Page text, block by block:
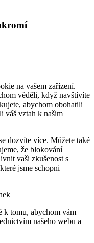
na vašem zařízení.
věděli, když navštívíte
abychom obohatili
váš vztah k našim
dozvíte více. Můžete také
že blokování
vaši zkušenost s
jsme schopni
k tomu, abychom vám
našeho webu a